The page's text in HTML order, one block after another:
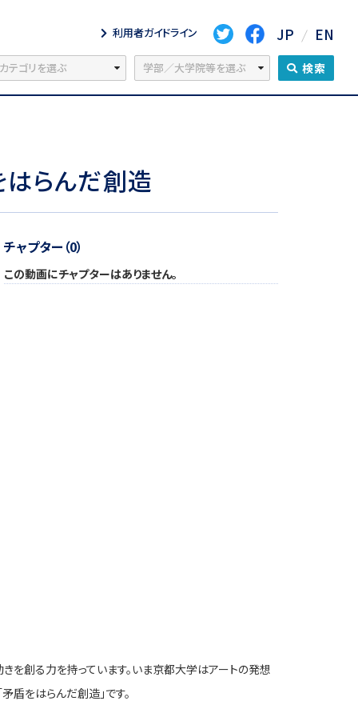
利用者ガイドライン JP EN
検索
はらんだ創造
チャプター（0）
この動画にチャプターはありません。
を創る力を持っています。いま京都大学はアートの発想
盾をはらんだ創造」です。